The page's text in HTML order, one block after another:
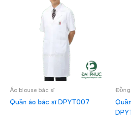
Áo blouse bác sĩ
Quần áo bác sĩ DPYT007
Đồng